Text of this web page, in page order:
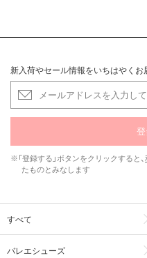
新入荷やセール情報をいちはやくお
※「登録する」ボタンをクリックすると、
たものとみなします
すべて
バレエシューズ